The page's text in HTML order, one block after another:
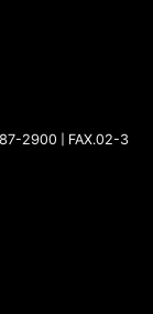
2900 | FAX.02-3